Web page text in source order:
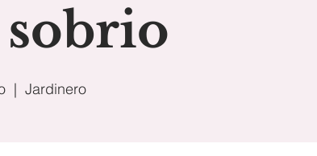
sobrio
  |
Jardinero